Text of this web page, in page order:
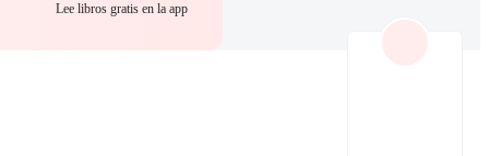
Lee libros gratis en la app